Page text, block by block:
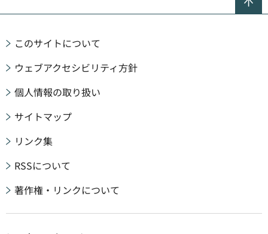
このサイトについて
ウェブアクセシビリティ方針
個人情報の取り扱い
サイトマップ
リンク集
RSSについて
著作権・リンクについて